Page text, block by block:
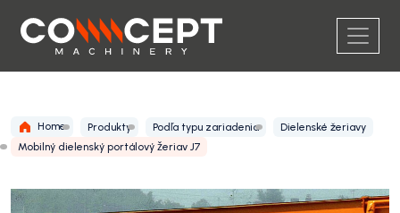
Home Produkty Podľa typu zariadenia
Dielenské žeriavy
Mobilný dielenský portálový žeriav J7